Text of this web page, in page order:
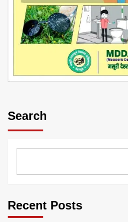
Search
Recent Posts